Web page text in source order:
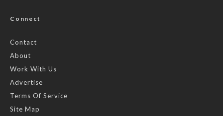
Connect
Contact
About
Work With Us
Advertise
Terms Of Service
Site Map